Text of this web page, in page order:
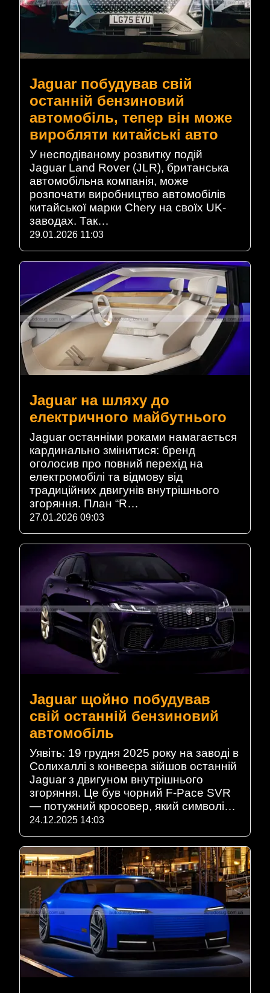
Jaguar побудував свій
останній бензиновий
автомобіль, тепер він може
виробляти китайські авто
У несподіваному розвитку подій
Jaguar Land Rover (JLR), британська
автомобільна компанія, може
розпочати виробництво автомобілів
китайської марки Chery на своїх UK-
заводах. Так…
29.01.2026 11:03
Jaguar на шляху до
електричного майбутнього
Jaguar останніми роками намагається
кардинально змінитися: бренд
оголосив про повний перехід на
електромобілі та відмову від
традиційних двигунів внутрішнього
згоряння. План “R…
27.01.2026 09:03
Jaguar щойно побудував
свій останній бензиновий
автомобіль
Уявіть: 19 грудня 2025 року на заводі в
Солихаллі з конвеєра зійшов останній
Jaguar з двигуном внутрішнього
згоряння. Це був чорний F-Pace SVR
— потужний кросовер, який символі…
24.12.2025 14:03